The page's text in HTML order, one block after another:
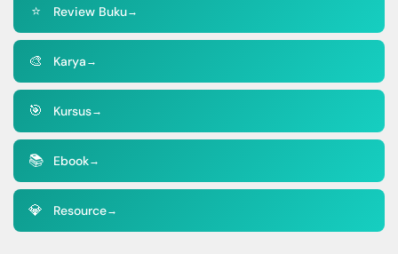
⭐ Review Buku→
🎨 Karya→
🎯 Kursus→
📚 Ebook→
💎 Resource→